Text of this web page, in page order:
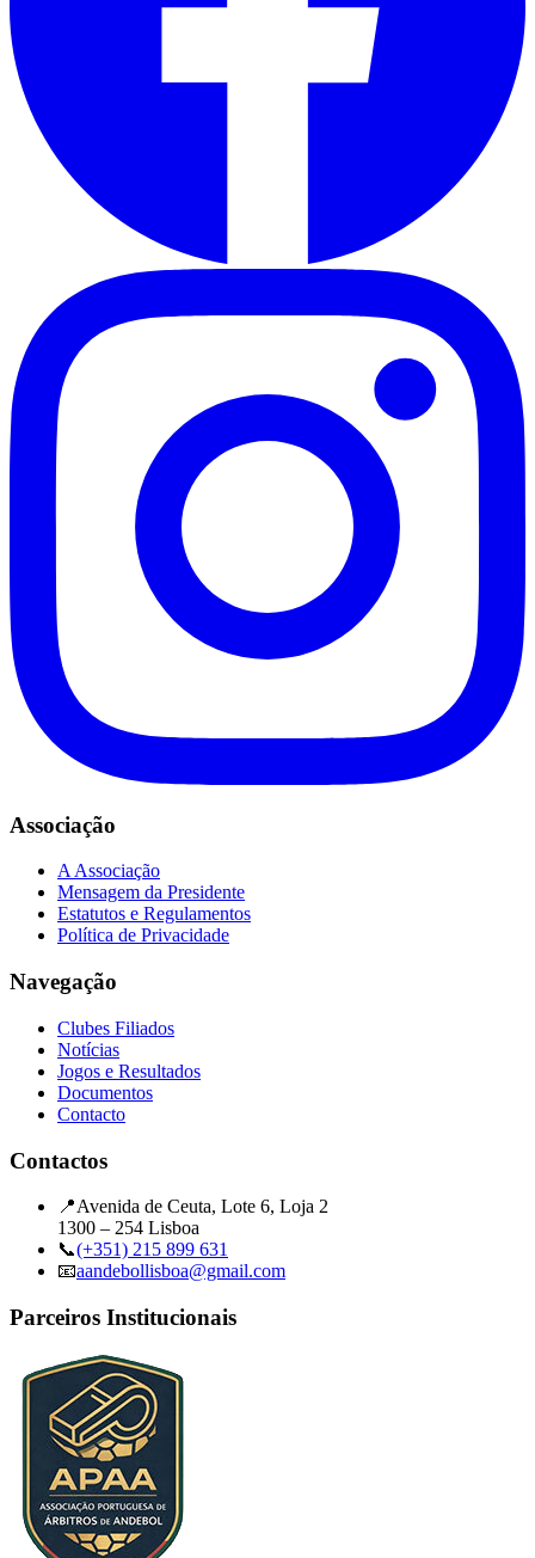
Associação
A Associação
Mensagem da Presidente
Estatutos e Regulamentos
Política de Privacidade
Navegação
Clubes Filiados
Notícias
Jogos e Resultados
Documentos
Contacto
Contactos
📍Avenida de Ceuta, Lote 6, Loja 2
1300 – 254 Lisboa
📞(+351) 215 899 631
📧aandebollisboa@gmail.com
Parceiros Institucionais